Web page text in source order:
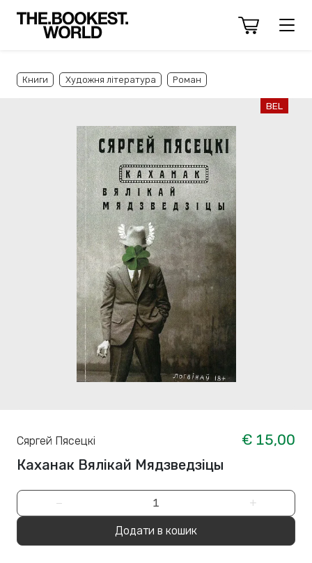
Книги Художня література Роман
BEL
Сяргей Пясецкі
€ 15,00
Каханак Вялікай Мядзведзіцы
− +
Додати в кошик